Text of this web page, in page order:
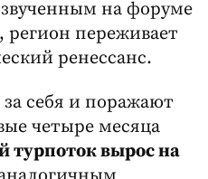
на форуме
регион переживает
ренессанс.
себя и поражают
четыре месяца
турпоток вырос на